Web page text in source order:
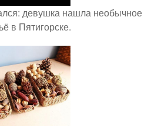
девушка нашла необычное
в Пятигорске.